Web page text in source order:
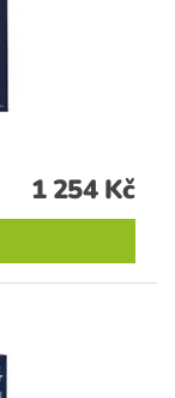
1 254 Kč